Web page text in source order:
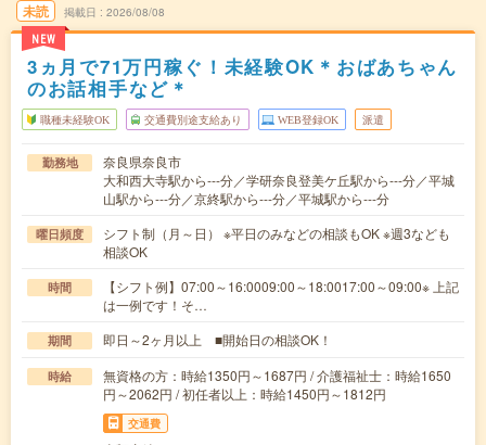
未読
NEW
掲載日 2026/08/08
3ヵ月で71万円稼ぐ！未経験OK＊おばあちゃん
のお話相手など＊
職種未経験OK 交通費別途支給あり WEB登録OK 派遣
勤務地
奈良県奈良市
大和西大寺駅から---分／学研奈良登美ケ丘駅から---分／平城
山駅から---分／京終駅から---分／平城駅から---分
曜日頻度
シフト制（月～日） ※平日のみなどの相談もOK ※週3なども
相談OK
時間
【シフト例】07:00～16:0009:00～18:0017:00～09:00※ 上記
は一例です！そ…
期間 即日～2ヶ月以上 ■開始日の相談OK！
時給
無資格の方：時給1350円～1687円 / 介護福祉士：時給1650
円～2062円 / 初任者以上：時給1450円～1812円
交通費